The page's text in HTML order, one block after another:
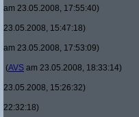
am 23.05.2008, 17:55:40)
23.05.2008, 15:47:18)
am 23.05.2008, 17:53:09)
(AVS am 23.05.2008, 18:33:14)
23.05.2008, 15:26:32)
22:32:18)